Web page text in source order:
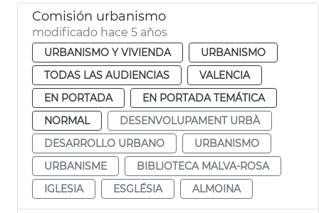
Comisión urbanismo
modificado hace 5 años
URBANISMO Y VIVIENDA
URBANISMO
TODAS LAS AUDIENCIAS
VALENCIA
EN PORTADA
EN PORTADA TEMÁTICA
NORMAL
DESENVOLUPAMENT URBÀ
DESARROLLO URBANO
URBANISMO
URBANISME
BIBLIOTECA MALVA-ROSA
IGLESIA
ESGLÉSIA ALMOINA